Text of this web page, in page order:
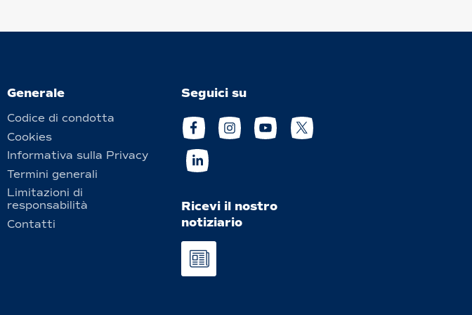
Generale
Codice di condotta
Cookies
Informativa sulla Privacy
Termini generali
Limitazioni di
responsabilità
Contatti
Seguici su
Ricevi il nostro
notiziario